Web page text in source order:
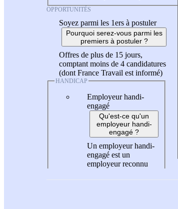
OPPORTUNITÉS
Soyez parmi les 1ers à postuler
Pourquoi serez-vous parmi les
premiers à postuler ?
Offres de plus de 15 jours,
comptant moins de 4 candidatures
(dont France Travail est informé)
HANDICAP
Employeur handi-
engagé
Qu'est-ce qu'un
employeur handi-
engagé ?
Un employeur handi-
engagé est un
employeur reconnu